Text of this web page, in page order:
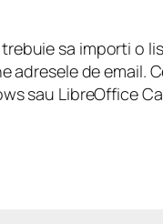
sa importi o
de email.
sau LibreOffice